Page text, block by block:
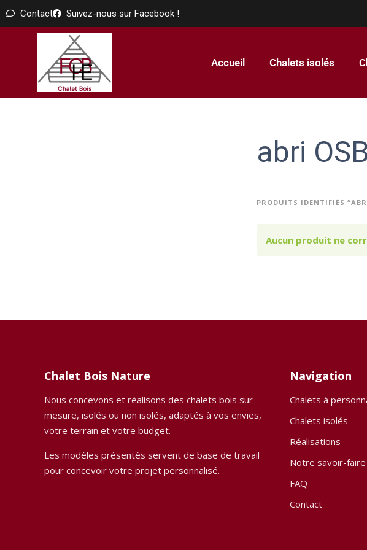
Contact Suivez-nous sur Facebook !
Accueil Chalets isolés
abri OSB
PRODUITS IDENTIFIÉS
Aucun produit ne
Chalet Bois Nature
Nous concevons et réalisons des chalets bois sur
mesure, isolés ou non isolés, adaptés à vos envies,
votre terrain et votre budget.
Les modèles présentés servent de base de travail
pour concevoir votre projet personnalisé.
Navigation
Chalets à
Chalets isolés
Réalisations
Notre savoir-faire
FAQ
Contact